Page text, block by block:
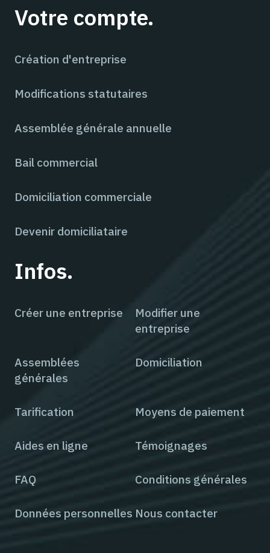
Votre compte.
Création d'entreprise
Modifications statutaires
Assemblée générale annuelle
Bail commercial
Domiciliation commerciale
Devenir domiciliataire
Infos.
Créer une entreprise
Modifier une
entreprise
Assemblées
générales
Domiciliation
Tarification Moyens de paiement
Aides en ligne Témoignages
FAQ Conditions générales
Données personnelles Nous contacter